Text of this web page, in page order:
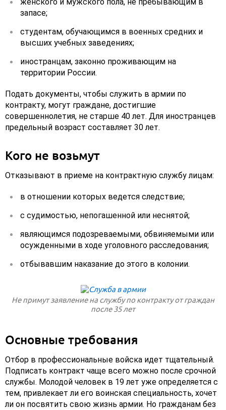
запасе;
студентам, обучающимся в военных средних и
высших учебных заведениях;
иностранцам, законно проживающим на
территории России.
Подать документы, чтобы служить в армии по
контракту, могут граждане, достигшие
совершеннолетия, не старше 40 лет. Для иностранцев
предельный возраст составляет 30 лет.
Кого не возьмут
Отказывают в приеме на контрактную службу лицам:
в отношении которых ведется следствие;
с судимостью, непогашенной или неснятой;
являющимся подозреваемыми, обвиняемыми или
осужденными в ходе уголовного расследования;
отбывавшим наказание до этого в колонии.
Не примут заявление на службу по контракту от граждан
после 35 лет
Основные требования
Отбор в профессиональные войска идет тщательный.
Подписать контракт чаще всего можно после срочной
службы. Молодой человек в 19 лет уже определяется с
тем, привлекает ли его воинская специальность, хочет
ли он посвятить свою жизнь армии. Но гражданам без